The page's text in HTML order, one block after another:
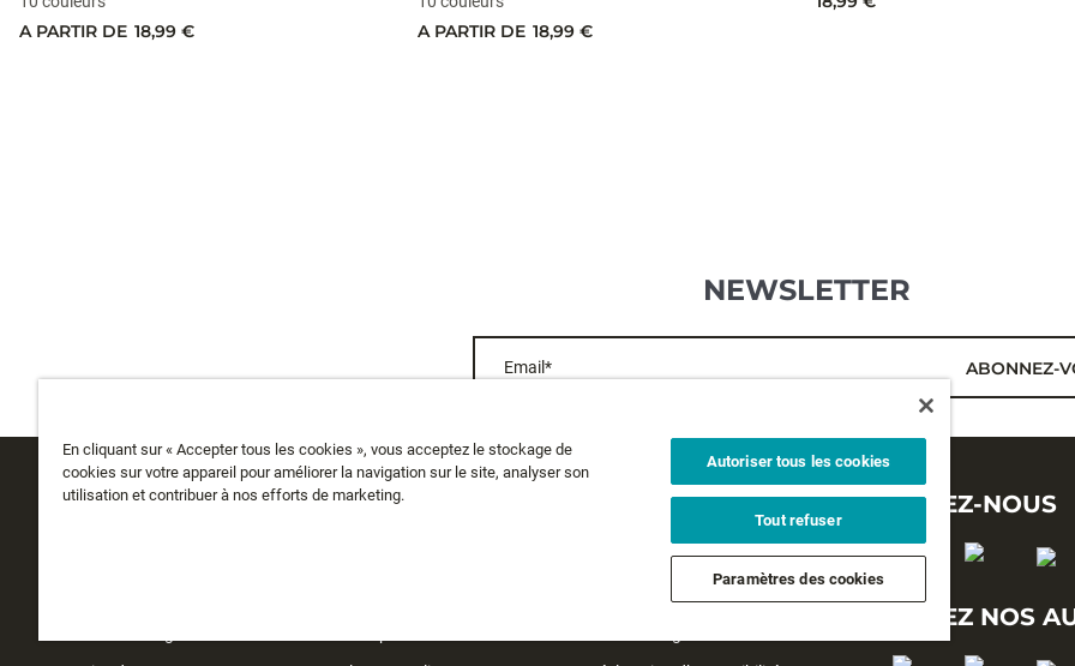
A PARTIR DE 18,99 € A PARTIR DE 18,99 €
NEWSLETTER
Email* ABONNEZ-
SERVICE CLIENTS A PROPOS MENTIONS LÉGALES
Politique de confidentialité
SUIVEZ-NOUS
SUIVEZ NOS
En cliquant sur « Accepter tous les cookies », vous acceptez le stockage de
cookies sur votre appareil pour améliorer la navigation sur le site, analyser son
utilisation et contribuer à nos efforts de marketing.
Autoriser tous les cookies
Tout refuser
Paramètres des cookies